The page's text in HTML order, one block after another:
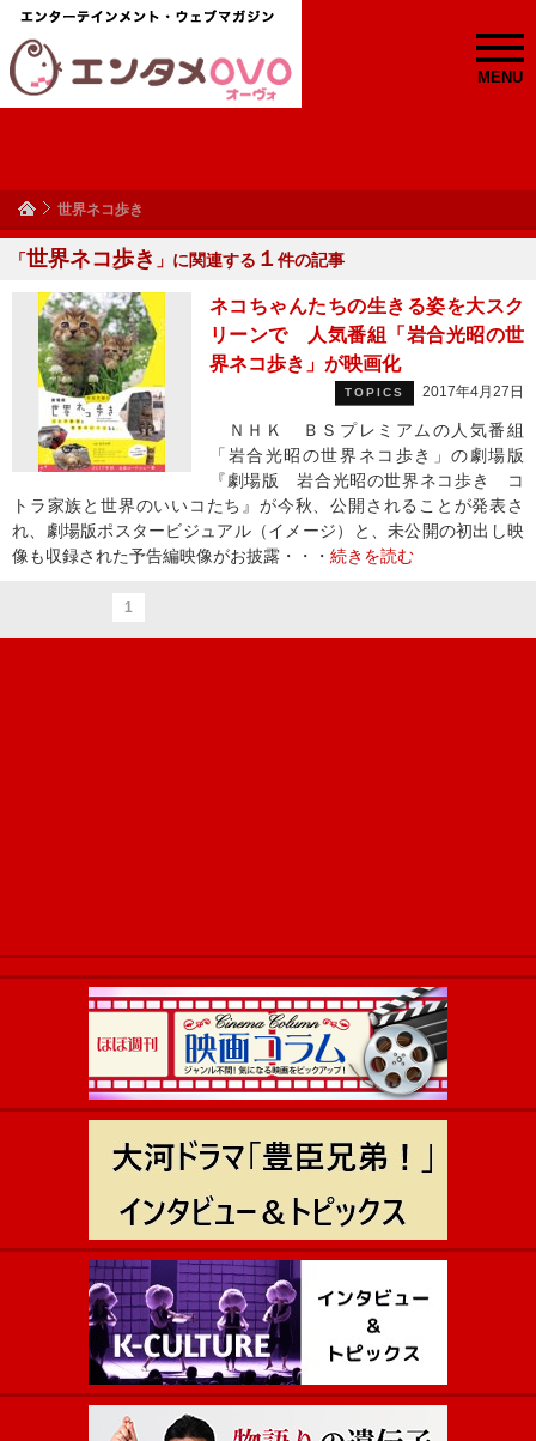
MENU
世界ネコ歩き
「世界ネコ歩き 」に関連する １ 件の記事
ネコちゃんたちの生きる姿を大スク
リーンで 人気番組「岩合光昭の世
界ネコ歩き」が映画化
TOPICS 2017年4月27日
ＮＨＫ ＢＳプレミアムの人気番組
「岩合光昭の世界ネコ歩き」の劇場版
『劇場版 岩合光昭の世界ネコ歩き コ
トラ家族と世界のいいコたち』が今秋、公開されることが発表さ
れ、劇場版ポスタービジュアル（イメージ）と、未公開の初出し映
像も収録された予告編映像がお披露・・・ 続きを読む
1